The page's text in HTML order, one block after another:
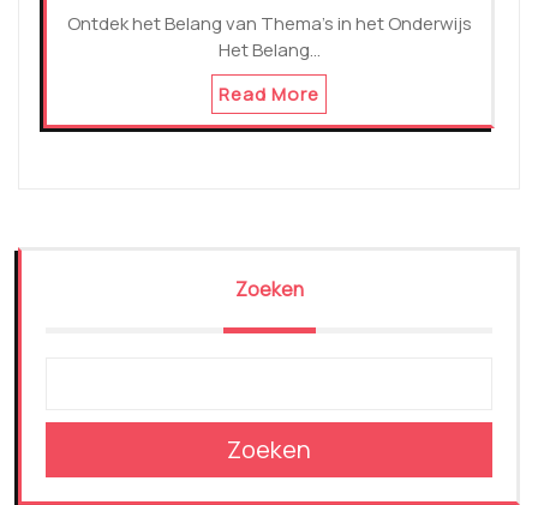
Ontdek het Belang van Thema's in het Onderwijs
Het Belang…
Read More
Zoeken
Zoeken